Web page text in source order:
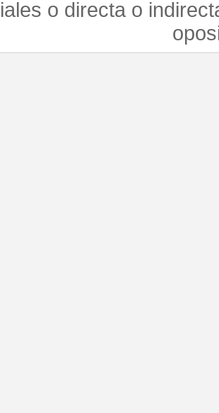
o directa o